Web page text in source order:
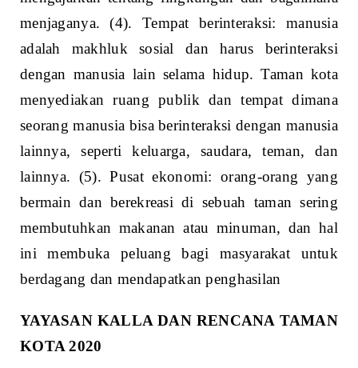
menjaganya. (4). Tempat berinteraksi: manusia
adalah makhluk sosial dan harus berinteraksi
dengan manusia lain selama hidup. Taman kota
menyediakan ruang publik dan tempat dimana
seorang manusia bisa berinteraksi dengan manusia
lainnya, seperti keluarga, saudara, teman, dan
lainnya. (5). Pusat ekonomi: orang-orang yang
bermain dan berekreasi di sebuah taman sering
membutuhkan makanan atau minuman, dan hal
ini membuka peluang bagi masyarakat untuk
berdagang dan mendapatkan penghasilan
YAYASAN KALLA DAN RENCANA TAMAN
KOTA 2020